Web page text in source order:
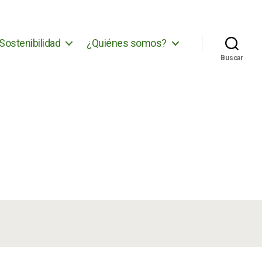
Sostenibilidad ¿Quiénes somos?
Buscar